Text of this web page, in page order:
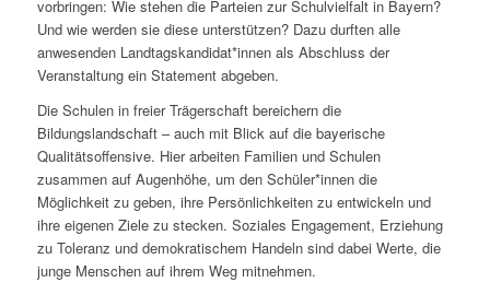
vorbringen: Wie stehen die Parteien zur Schulvielfalt in Bayern?
Und wie werden sie diese unterstützen? Dazu durften alle
anwesenden Landtagskandidat*innen als Abschluss der
Veranstaltung ein Statement abgeben.
Die Schulen in freier Trägerschaft bereichern die
Bildungslandschaft – auch mit Blick auf die bayerische
Qualitätsoffensive. Hier arbeiten Familien und Schulen
zusammen auf Augenhöhe, um den Schüler*innen die
Möglichkeit zu geben, ihre Persönlichkeiten zu entwickeln und
ihre eigenen Ziele zu stecken. Soziales Engagement, Erziehung
zu Toleranz und demokratischem Handeln sind dabei Werte, die
junge Menschen auf ihrem Weg mitnehmen.